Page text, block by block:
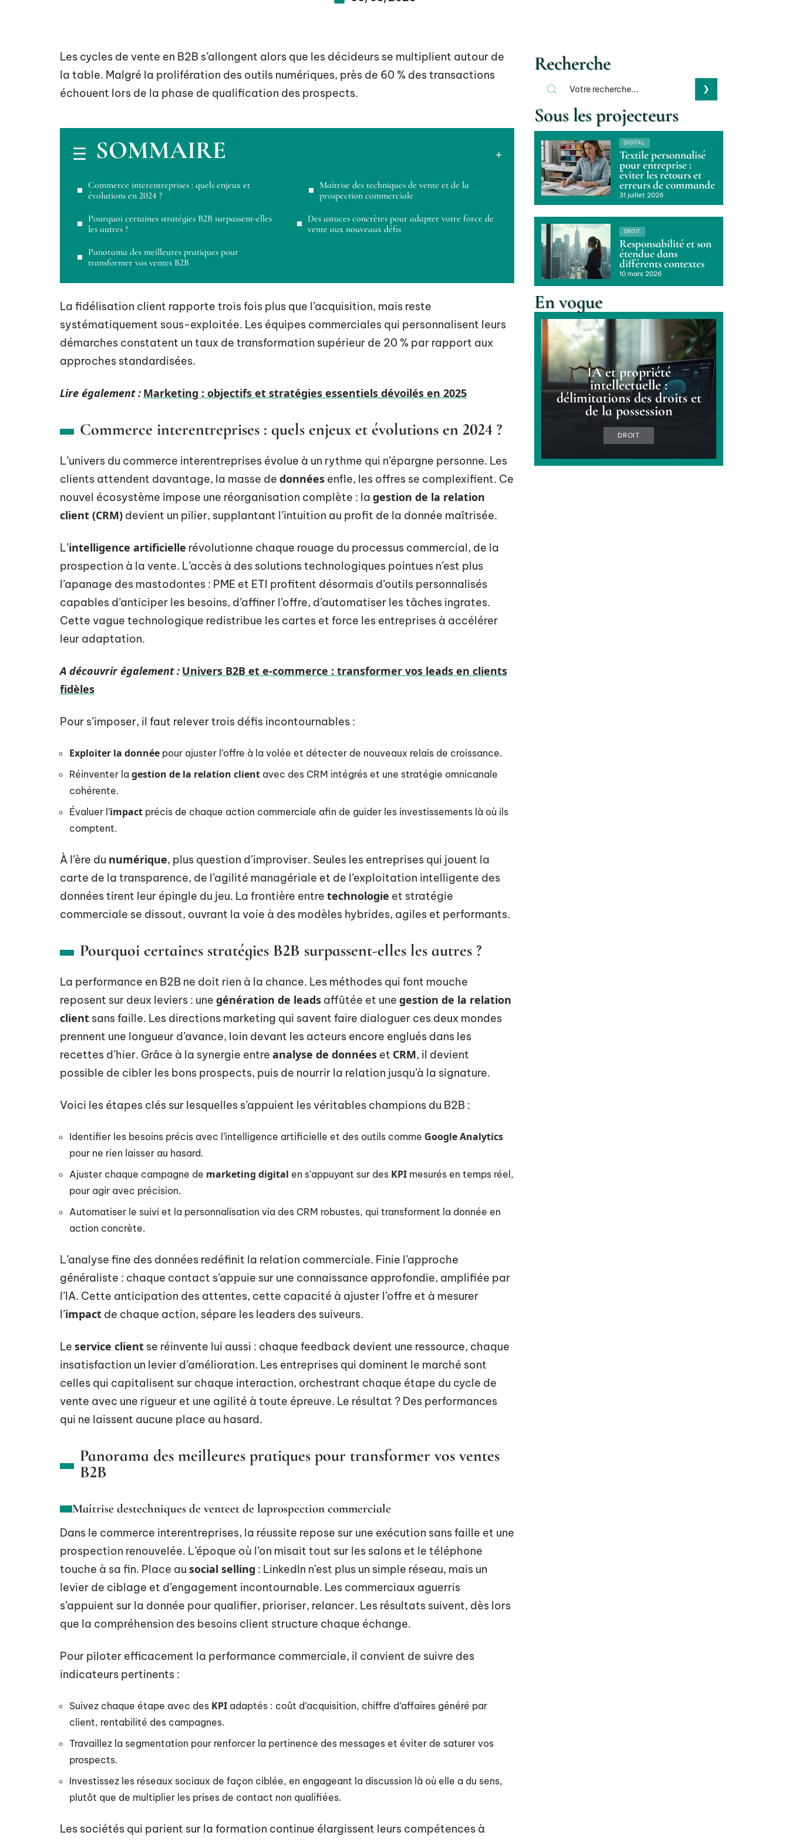
Les cycles de vente en B2B s’allongent alors que les décideurs se multiplient autour de
la table. Malgré la prolifération des outils numériques, près de 60 % des transactions
échouent lors de la phase de qualification des prospects.
SOMMAIRE
Commerce interentreprises : quels enjeux et
évolutions en 2024 ?
Pourquoi certaines stratégies B2B surpassent-elles
les autres ?
Panorama des meilleures pratiques pour
transformer vos ventes B2B
Maîtrise des techniques de vente et de la
prospection commerciale
Des astuces concrètes pour adapter votre force de
vente aux nouveaux défis
La fidélisation client rapporte trois fois plus que l’acquisition, mais reste
systématiquement sous-exploitée. Les équipes commerciales qui personnalisent leurs
démarches constatent un taux de transformation supérieur de 20 % par rapport aux
approches standardisées.
Lire également : Marketing : objectifs et stratégies essentiels dévoilés en 2025
Commerce interentreprises : quels enjeux et évolutions en 2024 ?
L’univers du commerce interentreprises évolue à un rythme qui n’épargne personne. Les
clients attendent davantage, la masse de données enfle, les offres se complexifient. Ce
nouvel écosystème impose une réorganisation complète : la gestion de la relation
client (CRM) devient un pilier, supplantant l’intuition au profit de la donnée maîtrisée.
L’intelligence artificielle révolutionne chaque rouage du processus commercial, de la
prospection à la vente. L’accès à des solutions technologiques pointues n’est plus
l’apanage des mastodontes : PME et ETI profitent désormais d’outils personnalisés
capables d’anticiper les besoins, d’affiner l’offre, d’automatiser les tâches ingrates.
Cette vague technologique redistribue les cartes et force les entreprises à accélérer
leur adaptation.
A découvrir également : Univers B2B et e-commerce : transformer vos leads en clients
fidèles
Pour s’imposer, il faut relever trois défis incontournables :
Exploiter la donnée pour ajuster l’offre à la volée et détecter de nouveaux relais de croissance.
Réinventer la gestion de la relation client avec des CRM intégrés et une stratégie omnicanale
cohérente.
Évaluer l’impact précis de chaque action commerciale afin de guider les investissements là où ils
comptent.
À l’ère du numérique, plus question d’improviser. Seules les entreprises qui jouent la
carte de la transparence, de l’agilité managériale et de l’exploitation intelligente des
données tirent leur épingle du jeu. La frontière entre technologie et stratégie
commerciale se dissout, ouvrant la voie à des modèles hybrides, agiles et performants.
Pourquoi certaines stratégies B2B surpassent-elles les autres ?
La performance en B2B ne doit rien à la chance. Les méthodes qui font mouche
reposent sur deux leviers : une génération de leads affûtée et une gestion de la relation
client sans faille. Les directions marketing qui savent faire dialoguer ces deux mondes
prennent une longueur d’avance, loin devant les acteurs encore englués dans les
recettes d’hier. Grâce à la synergie entre analyse de données et CRM, il devient
possible de cibler les bons prospects, puis de nourrir la relation jusqu’à la signature.
Voici les étapes clés sur lesquelles s’appuient les véritables champions du B2B :
Identifier les besoins précis avec l’intelligence artificielle et des outils comme Google Analytics
pour ne rien laisser au hasard.
Ajuster chaque campagne de marketing digital en s’appuyant sur des KPI mesurés en temps réel,
pour agir avec précision.
Automatiser le suivi et la personnalisation via des CRM robustes, qui transforment la donnée en
action concrète.
L’analyse fine des données redéfinit la relation commerciale. Finie l’approche
généraliste : chaque contact s’appuie sur une connaissance approfondie, amplifiée par
l’IA. Cette anticipation des attentes, cette capacité à ajuster l’offre et à mesurer
l’impact de chaque action, sépare les leaders des suiveurs.
Le service client se réinvente lui aussi : chaque feedback devient une ressource, chaque
insatisfaction un levier d’amélioration. Les entreprises qui dominent le marché sont
celles qui capitalisent sur chaque interaction, orchestrant chaque étape du cycle de
vente avec une rigueur et une agilité à toute épreuve. Le résultat ? Des performances
qui ne laissent aucune place au hasard.
Panorama des meilleures pratiques pour transformer vos ventes
B2B
Maîtrise destechniques de venteet de laprospection commerciale
Dans le commerce interentreprises, la réussite repose sur une exécution sans faille et une
prospection renouvelée. L’époque où l’on misait tout sur les salons et le téléphone
touche à sa fin. Place au social selling : LinkedIn n’est plus un simple réseau, mais un
levier de ciblage et d’engagement incontournable. Les commerciaux aguerris
s’appuient sur la donnée pour qualifier, prioriser, relancer. Les résultats suivent, dès lors
que la compréhension des besoins client structure chaque échange.
Pour piloter efficacement la performance commerciale, il convient de suivre des
indicateurs pertinents :
Suivez chaque étape avec des KPI adaptés : coût d’acquisition, chiffre d’affaires généré par
client, rentabilité des campagnes.
Travaillez la segmentation pour renforcer la pertinence des messages et éviter de saturer vos
prospects.
Investissez les réseaux sociaux de façon ciblée, en engageant la discussion là où elle a du sens,
plutôt que de multiplier les prises de contact non qualifiées.
Les sociétés qui parient sur la formation continue élargissent leurs compétences à
Recherche
Sous les projecteurs
DIGITAL
Textile personnalisé
pour entreprise :
éviter les retours et
erreurs de commande
31 juillet 2026
DROIT
Responsabilité et son
étendue dans
différents contextes
10 mars 2026
En vogue
IA et propriété
intellectuelle :
délimitations des droits et
de la possession
DROIT